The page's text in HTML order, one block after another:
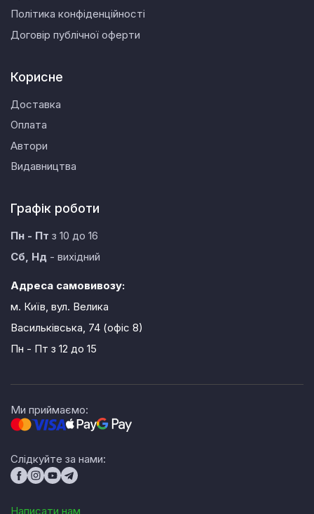
Політика конфіденційності
Договір публічної оферти
Корисне
Доставка
Оплата
Автори
Видавництва
Графік роботи
Пн - Пт з 10 до 16
Сб, Нд - вихідний
Адреса самовивозу:
м. Київ, вул. Велика
Васильківська, 74 (офіс 8)
Пн - Пт з 12 до 15
Ми приймаємо:
Слідкуйте за нами:
Написати нам